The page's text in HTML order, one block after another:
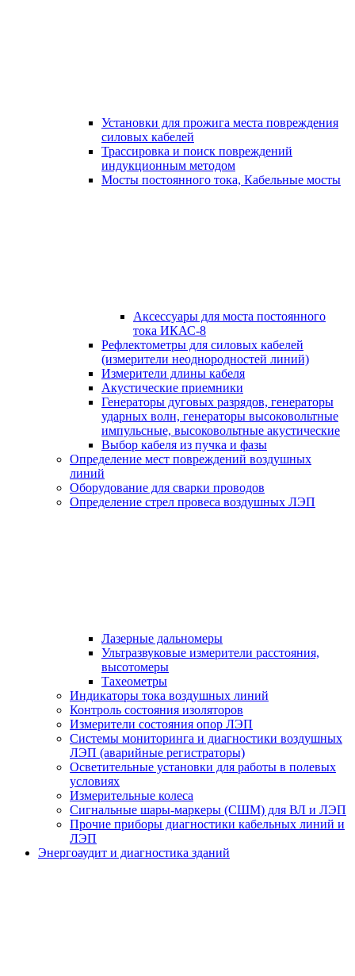
Установки для прожига места повреждения
силовых кабелей
Трассировка и поиск повреждений
индукционным методом
Мосты постоянного тока, Кабельные мосты
Аксессуары для моста постоянного
тока ИКАС-8
Рефлектометры для силовых кабелей
(измерители неоднородностей линий)
Измерители длины кабеля
Акустические приемники
Генераторы дуговых разрядов, генераторы
ударных волн, генераторы высоковольтные
импульсные, высоковольтные акустические
Выбор кабеля из пучка и фазы
Определение мест повреждений воздушных
линий
Оборудование для сварки проводов
Определение стрел провеса воздушных ЛЭП
Лазерные дальномеры
Ультразвуковые измерители расстояния,
высотомеры
Тахеометры
Индикаторы тока воздушных линий
Контроль состояния изоляторов
Измерители состояния опор ЛЭП
Системы мониторинга и диагностики воздушных
ЛЭП (аварийные регистраторы)
Осветительные установки для работы в полевых
условиях
Измерительные колеса
Сигнальные шары-маркеры (СШМ) для ВЛ и ЛЭП
Прочие приборы диагностики кабельных линий и
ЛЭП
Энергоаудит и диагностика зданий